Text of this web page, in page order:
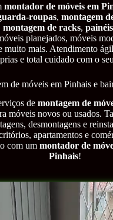
montador de móveis em
roupas, montagem
montagem de racks,
planejados, móveis
muito mais. Atendimento
e total cuidado com o
de móveis em Pinhais e
de montagem de
móveis novos ou usados.
desmontagens e
apartamentos e
com um montador de
Pinhais!